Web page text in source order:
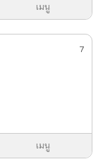
เมนู
7
เมนู